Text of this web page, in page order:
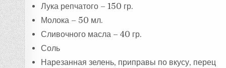
Лука репчатого – 150 гр.
Молока – 50 мл.
Сливочного масла – 40 гр.
Соль
Нарезанная зелень, приправы по вкусу, перец